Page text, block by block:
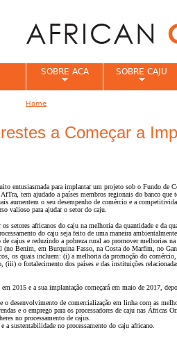
a Começar a
entusiasmada para implantar um projeto sob o Fundo
tem ajudado a países membros regionais do banco
aumentem o seu desempenho de comércio e a
valioso para ajudar o setor do caju.
setores africanos do caju na melhoria da quantidade e da
do caju seja feito de uma maneira
cajus e reduzindo a pobreza rural ao promover melhorias
(no Benim, em Burquina Fasso, na Costa do Marfim, no
os quais incluem: (i) a melhoria da promoção do
(iii) o fortalecimento dos países e das instituições
em 2015 e a sua implantação começará em maio de 2017,
desenvolvimento de comercialização em linha com as
e o emprego para os processadores de caju nas Áfricas
no processamento de cajus.
a sustentabilidade no processamento do caju africano.
SOBRE ACA SOBRE CAJU
Home